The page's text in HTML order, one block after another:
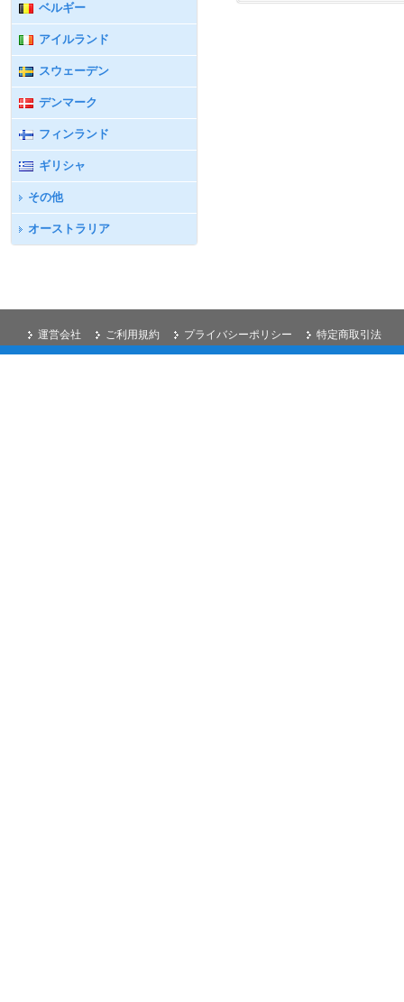
ベルギー
アイルランド
スウェーデン
デンマーク
フィンランド
ギリシャ
その他
オーストラリア
特定商取引法
プライバシーポリシー
ご利用規約
運営会社